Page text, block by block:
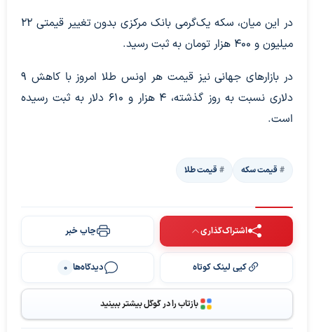
در این میان، سکه یک‌گرمی بانک مرکزی بدون تغییر قیمتی ۲۲
میلیون و ۴۰۰ هزار تومان به ثبت رسید.
در بازارهای جهانی نیز قیمت هر اونس طلا امروز با کاهش ۹
دلاری نسبت به روز گذشته، ۴ هزار و ۶۱۰ دلار به ثبت رسیده
است.
قیمت سکه قیمت طلا
اشتراک‌گذاری چاپ خبر
کپی لینک کوتاه دیدگاه‌ها 0
بازتاب را در گوگل بیشتر ببینید